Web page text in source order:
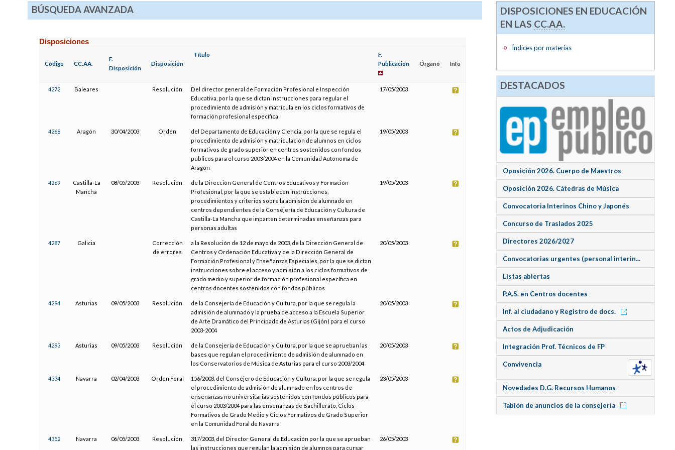
BÚSQUEDA AVANZADA
Disposiciones
Código CC.AA.
F.
Disposición
Disposición
Título
F.
Publicación
Órgano Info
4272 Baleares Resolución
Del director general de Formación Profesional e Inspección
Educativa, por la que se dictan instrucciones para regular el
procedimiento de admisión y matrícula en los ciclos formativos de
formación profesional específica
17/05/2003
4268 Aragón 30/04/2003 Orden
del Departamento de Educación y Ciencia, por la que se regula el
procedimiento de admisión y matriculación de alumnos en ciclos
formativos de grado superior en centros sostenidos con fondos
públicos para el curso 2003/2004 en la Comunidad Autónoma de
Aragón
19/05/2003
4269
Castilla-La
Mancha
08/05/2003 Resolución
de la Dirección General de Centros Educativos y Formación
Profesional, por la que se establecen instrucciones,
procedimientos y criterios sobre la admisión de alumnado en
centros dependientes de la Consejería de Educación y Cultura de
Castilla-La Mancha que imparten determinadas enseñanzas para
personas adultas
19/05/2003
4287 Galicia
Corrección
de errores
a la Resolución de 12 de mayo de 2003, de la Dirección General de
Centros y Ordenación Educativa y de la Dirección General de
Formación Profesional y Enseñanzas Especiales, por la que se dictan
instrucciones sobre el acceso y admisión a los ciclos formativos de
grado medio y superior de formación profesional específica en
centros docentes sostenidos con fondos públicos
20/05/2003
4294 Asturias 09/05/2003 Resolución
de la Consejería de Educación y Cultura, por la que se regula la
admisión de alumnado y la prueba de acceso a la Escuela Superior
de Arte Dramático del Principado de Asturias (Gijón) para el curso
2003-2004
20/05/2003
4293 Asturias 09/05/2003 Resolución
de la Consejería de Educación y Cultura, por la que se aprueban las
bases que regulan el procedimiento de admisión de alumnado en
los Conservatorios de Música de Asturias para el curso 2003/2004
20/05/2003
4334 Navarra 02/04/2003 Orden Foral
156/2003, del Consejero de Educación y Cultura, por la que se regula
el procedimiento de admisión de alumnado en los centros de
enseñanzas no universitarias sostenidos con fondos públicos para
el curso 2003/2004 para las enseñanzas de Bachillerato, Ciclos
Formativos de Grado Medio y Ciclos Formativos de Grado Superior
en la Comunidad Foral de Navarra
23/05/2003
4352 Navarra 06/05/2003 Resolución
317/2003, del Director General de Educación por la que se aprueban
las instrucciones que regulan la admisión de alumnos para cursar
26/05/2003
DISPOSICIONES EN EDUCACIÓN
EN LAS CC.AA.
Índices por materias
DESTACADOS
Oposición 2026. Cuerpo de Maestros
Oposición 2026. Cátedras de Música
Convocatoria Interinos Chino y Japonés
Concurso de Traslados 2025
Directores 2026/2027
Convocatorias urgentes (personal interin...
Listas abiertas
P.A.S. en Centros docentes
Inf. al ciudadano y Registro de docs.
Actos de Adjudicación
Integración Prof. Técnicos de FP
Convivencia
Novedades D.G. Recursos Humanos
Tablón de anuncios de la consejería